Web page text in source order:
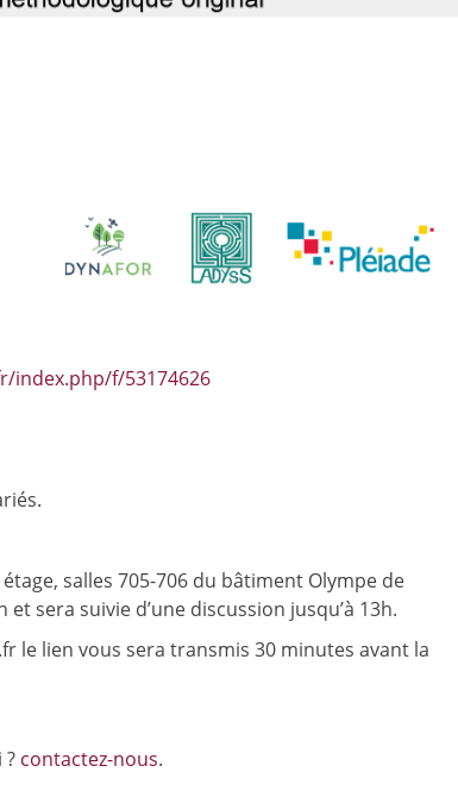
index.php/f/53174626
salles 705-706 du bâtiment Olympe de
sera suivie d’une discussion jusqu’à 13h.
le lien vous sera transmis 30 minutes avant la
? contactez-nous.